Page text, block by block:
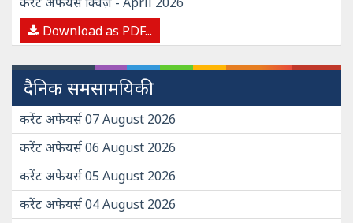
Download as PDF...
दैनिक समसामयिकी
करेंट अफेयर्स 07 August 2026
करेंट अफेयर्स 06 August 2026
करेंट अफेयर्स 05 August 2026
करेंट अफेयर्स 04 August 2026